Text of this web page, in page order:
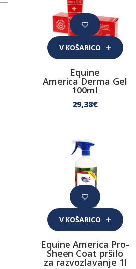
V KOŠARICO
Equine
America Derma Gel
100ml
29,38€
V KOŠARICO
Equine America Pro-
Sheen Coat pršilo
za razvozlavanje 1l